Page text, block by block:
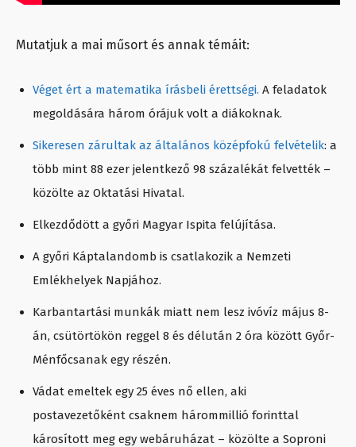
Mutatjuk a mai műsort és annak témáit:
Véget ért a matematika írásbeli érettségi. A feladatok
megoldására három órájuk volt a diákoknak.
Sikeresen zárultak az általános középfokú felvételik: a
több mint 88 ezer jelentkező 98 százalékát felvették –
közölte az Oktatási Hivatal.
Elkezdődött a győri Magyar Ispita felújítása.
A győri Káptalandomb is csatlakozik a Nemzeti
Emlékhelyek Napjához.
Karbantartási munkák miatt nem lesz ivóvíz május 8-
án, csütörtökön reggel 8 és délután 2 óra között Győr-
Ménfőcsanak egy részén.
Vádat emeltek egy 25 éves nő ellen, aki
postavezetőként csaknem hárommillió forinttal
károsított meg egy webáruházat – közölte a Soproni